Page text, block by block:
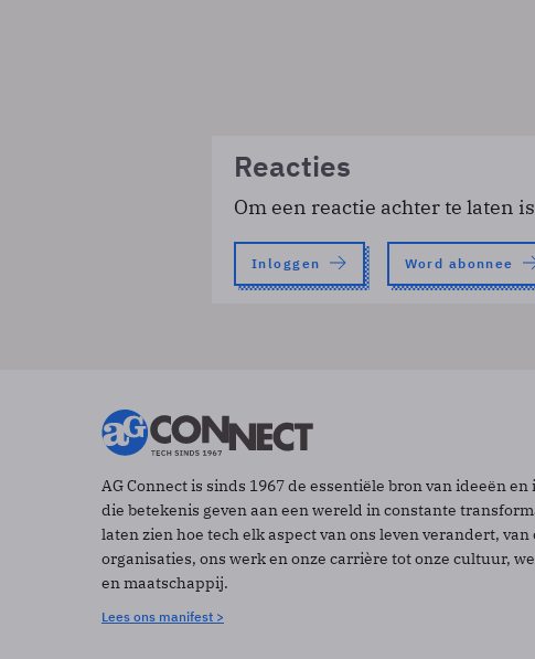
Reacties
Om een reactie achter te laten
Inloggen Word abonnee
AG Connect is sinds 1967 de essentiële bron van ideeën
die betekenis geven aan een wereld in constante
laten zien hoe tech elk aspect van ons leven verandert, van
organisaties, ons werk en onze carrière tot onze cultuur,
en maatschappij.
Lees ons manifest >